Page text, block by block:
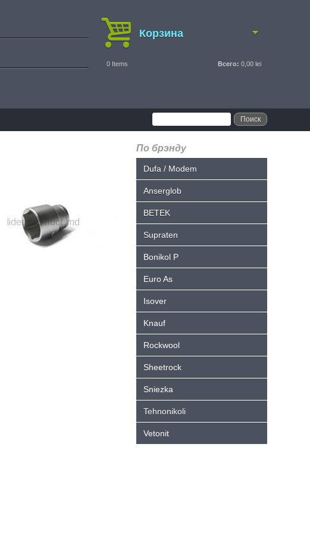
Корзина
0 Items Всего: 0,00 lei
По брэнду
Dufa / Modem
Anserglob
BETEK
Supraten
Bonikol P
Euro As
Isover
Knauf
Rockwool
Sheetrock
Sniezka
Tehnonikoli
Vetonit